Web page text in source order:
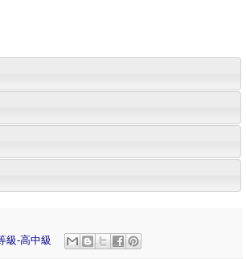
級-高中級